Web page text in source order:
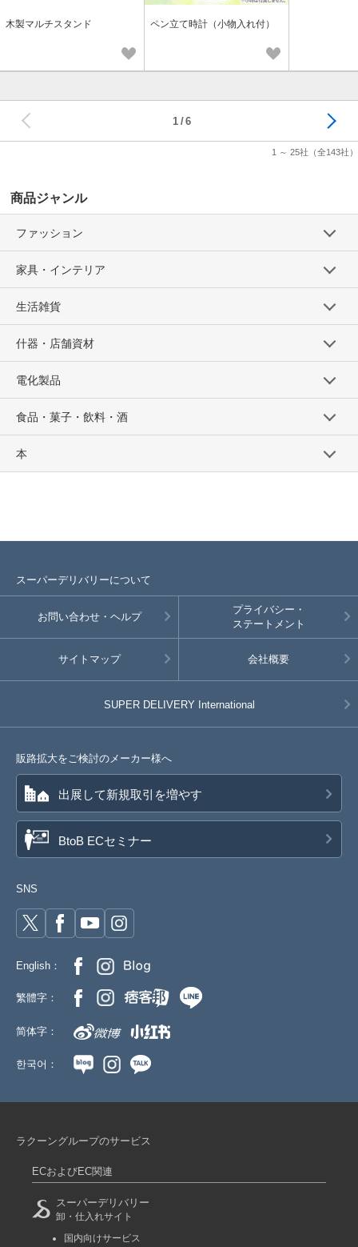
木製マルチスタンド ペン立て時計（小物入れ付）
1 ～ 25社 （全143社）
1 6
商品ジャンル
ファッション
家具・インテリア
生活雑貨
什器・店舗資材
電化製品
食品・菓子・飲料・酒
本
スーパーデリバリーについて
お問い合わせ・ヘルプ
プライバシー・
ステートメント
サイトマップ 会社概要
SUPER DELIVERY International
販路拡大をご検討のメーカー様へ
出展して新規取引を増やす
BtoB ECセミナー
SNS
English：
繁體字：
简体字：
한국어：
ラクーングループのサービス
ECおよびEC関連
スーパーデリバリー
卸・仕入れサイト
国内向けサービス